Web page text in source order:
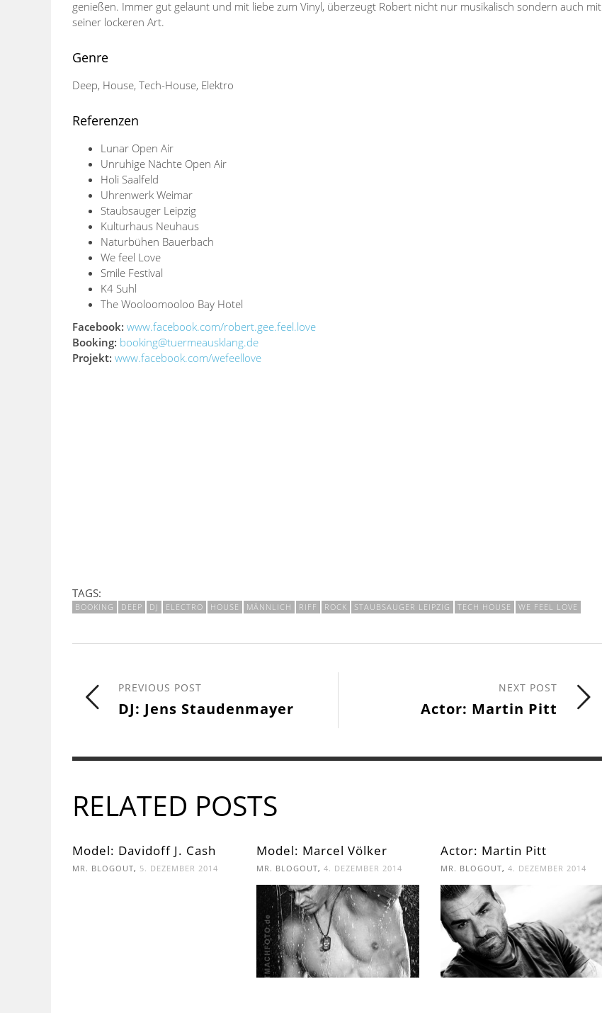
genießen. Immer gut gelaunt und mit liebe zum Vinyl, überzeugt Robert nicht nur musikalisch sondern auch mit
seiner lockeren Art.
Genre
Deep, House, Tech-House, Elektro
Referenzen
Lunar Open Air
Unruhige Nächte Open Air
Holi Saalfeld
Uhrenwerk Weimar
Staubsauger Leipzig
Kulturhaus Neuhaus
Naturbühen Bauerbach
We feel Love
Smile Festival
K4 Suhl
The Wooloomooloo Bay Hotel
Facebook: www.facebook.com/robert.gee.feel.love
Booking: booking@tuermeausklang.de
Projekt: www.facebook.com/wefeellove
TAGS:
BOOKING DEEP DJ ELECTRO HOUSE MÄNNLICH RIFF ROCK STAUBSAUGER LEIPZIG TECH HOUSE WE FEEL LOVE
NEXT POST
Actor: Martin Pitt
PREVIOUS POST
DJ: Jens Staudenmayer
RELATED POSTS
Model: Davidoff J. Cash
MR. BLOGOUT 5. DEZEMBER 2014
Model: Marcel Völker
MR. BLOGOUT 4. DEZEMBER 2014
Actor: Martin Pitt
MR. BLOGOUT 4. DEZEMBER 2014